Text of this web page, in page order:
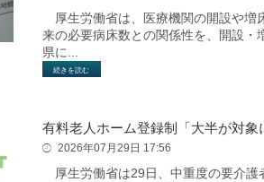
厚生労働省は、医療機関の開設や増
来の必要病床数との関係性を、開設
県に...
続きを読む
有料老人ホーム登録制「大半が対象
2026年07月29日 17:56
厚生労働省は29日、中重度の要介護